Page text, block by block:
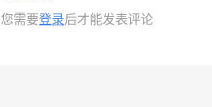
您需要登录后才能发表评论